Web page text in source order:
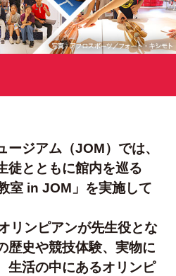
ージアム（JOM）では、
徒とともに館内を巡る
室 in JOM」を実施して
リンピアンが先生役とな
歴史や競技体験、実物に
生活の中にあるオリンピ